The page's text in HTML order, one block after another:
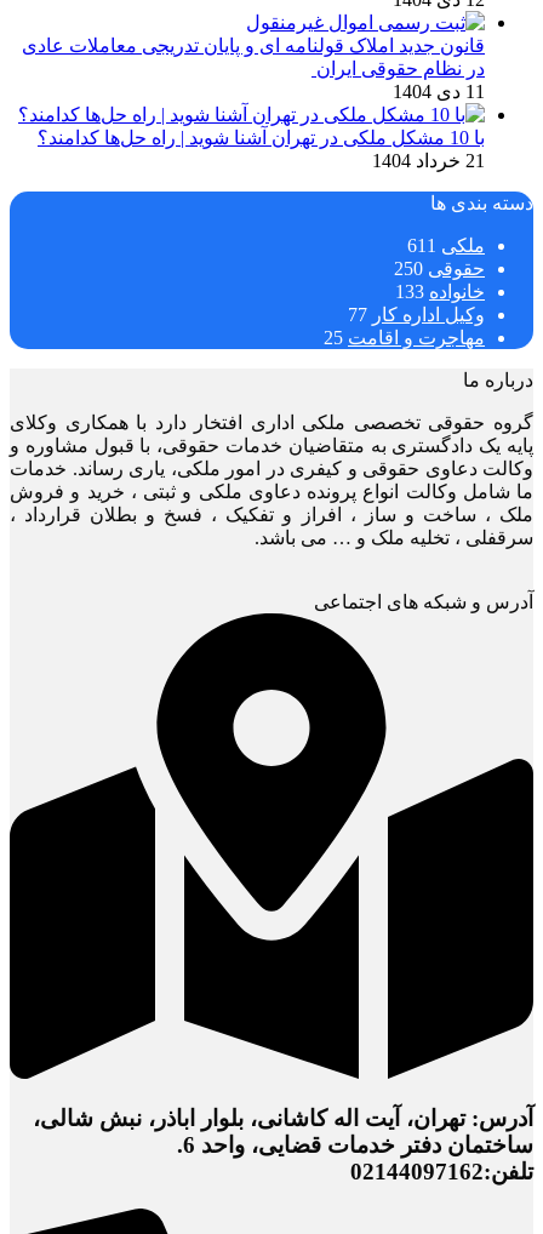
قانون جدید املاک قولنامه ای و پایان تدریجی معاملات عادی
در نظام حقوقی ایران
11 دی 1404
با 10 مشکل ملکی در تهران آشنا شوید | راه حل‌ها کدامند؟
21 خرداد 1404
دسته بندی ها
ملکی 611
حقوقی 250
خانواده 133
وکیل اداره کار 77
مهاجرت و اقامت 25
درباره ما
گروه حقوقی تخصصی ملکی اداری افتخار دارد با همکاری وکلای
پایه یک دادگستری به متقاضیان خدمات حقوقی، با قبول مشاوره و
وکالت دعاوی حقوقی و کیفری در امور ملکی، یاری رساند. خدمات
ما شامل وکالت انواع پرونده دعاوی ملکی و ثبتی ، خرید و فروش
ملک ، ساخت و ساز ، افراز و تفکیک ، فسخ و بطلان قرارداد ،
سرقفلی ، تخلیه ملک و … می باشد.
آدرس و شبکه های اجتماعی
آدرس: تهران، آیت اله کاشانی، بلوار اباذر، نبش شالی،
ساختمان دفتر خدمات قضایی، واحد 6.
تلفن:02144097162